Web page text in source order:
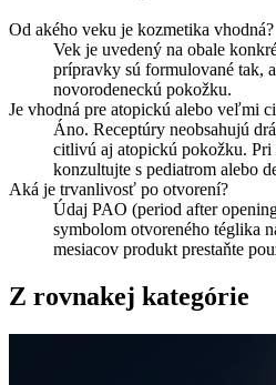
Od akého veku je kozmetika vhodná?
Vek je uvedený na obale
prípravky sú formulované tak,
novorodeneckú pokožku.
Je vhodná pre atopickú alebo veľmi
Áno. Receptúry neobsahujú
citlivú aj atopickú pokožku. Pri
konzultujte s pediatrom alebo
Aká je trvanlivosť po otvorení?
Údaj PAO (period after
symbolom otvoreného téglika
mesiacov produkt prestaňte
Z rovnakej kategórie